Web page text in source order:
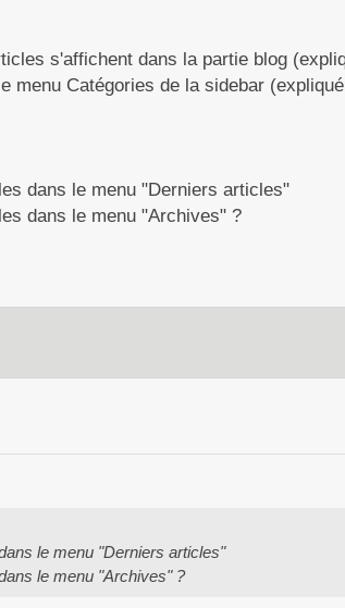
s'affichent dans la partie blog
menu Catégories de la sidebar
dans le menu "Derniers articles"
dans le menu "Archives" ?
le menu "Derniers articles"
le menu "Archives" ?